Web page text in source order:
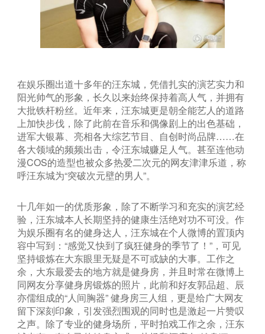
在娱乐圈出道十多年的汪东城，凭借扎实的演艺实力和
阳光帅气的形象，长久以来始终保持着高人气，并拥有
大批铁杆粉丝。近年来，汪东城更是朝全能艺人的道路
上加快步伐，除了此前在音乐和偶像剧上的出色基础，
进军大银幕、亮相各大综艺节目、自创时尚品牌……在
各大领域的频频出击，令汪东城赚足人气。甚至连他动
漫COS的造型也被众多热爱二次元的网友津津乐道，称
呼汪东城为“突破次元壁的男人”。
十几年如一的优质形象，除了不断学习和充实的演艺经
验，汪东城本人长期坚持的健康生活绝对功不可没。作
为娱乐圈有名的健身达人，汪东城在个人微博的置顶内
容中写到：“感觉又快到了疯狂健身的季节了！”，可见
坚持锻炼在大东眼里无疑是不可或缺的大事。工作之
余，大东最爱去的地方就是健身房，并且时常在微博上
同网友分享健身房锻炼的照片，此前和好友郭品超、辰
亦儒组成的“人间胸器” 健身房三人组，更是给广大网友
留下深刻印象，引发强烈围观的同时也是激起一片赞叹
之声。除了专业的健身场所，平时拍戏工作之余，汪东